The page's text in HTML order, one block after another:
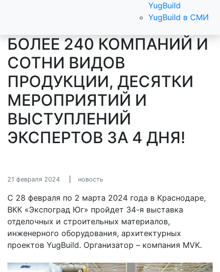
YugBuild
YugBuild в СМИ
БОЛЕЕ 240 КОМПАНИЙ И
СОТНИ ВИДОВ
ПРОДУКЦИИ, ДЕСЯТКИ
МЕРОПРИЯТИЙ И
ВЫСТУПЛЕНИЙ
ЭКСПЕРТОВ ЗА 4 ДНЯ!
21 февраля 2024 новость
С 28 февраля по 2 марта 2024 года в Краснодаре,
ВКК «Экспоград Юг» пройдет 34-я выставка
отделочных и строительных материалов,
инженерного оборудования, архитектурных
проектов YugBuild. Организатор – компания MVK.